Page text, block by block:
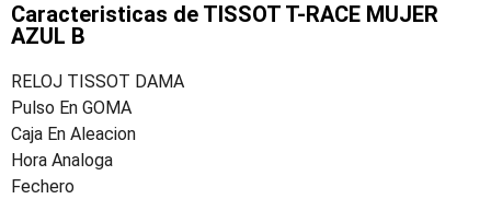
Caracteristicas de TISSOT T-RACE MUJER
AZUL B
RELOJ TISSOT DAMA
Pulso En GOMA
Caja En Aleacion
Hora Analoga
Fechero